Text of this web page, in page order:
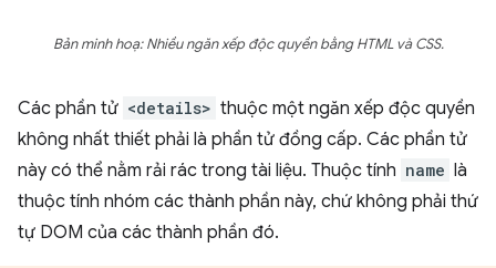
Bản minh hoạ: Nhiều ngăn xếp độc quyền bằng HTML và CSS.
Các phần tử <details> thuộc một ngăn xếp độc quyền
không nhất thiết phải là phần tử đồng cấp. Các phần tử
này có thể nằm rải rác trong tài liệu. Thuộc tính name là
thuộc tính nhóm các thành phần này, chứ không phải thứ
tự DOM của các thành phần đó.